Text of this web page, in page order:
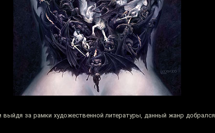
выйдя за рамки художественной литературы, данный жанр